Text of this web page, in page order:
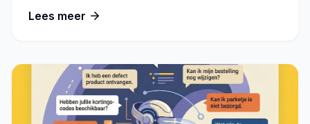
het werk zelf.
Lees meer